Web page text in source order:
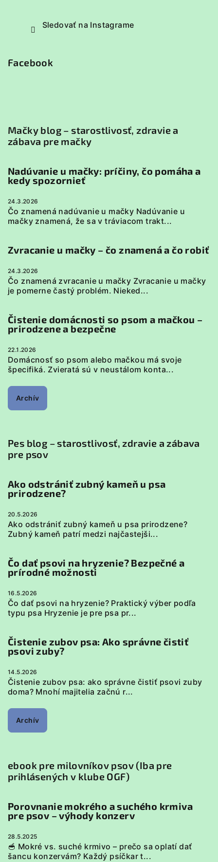
Sledovať na Instagrame
Facebook
Mačky blog – starostlivosť, zdravie a
zábava pre mačky
Nadúvanie u mačky: príčiny, čo pomáha a
kedy spozornieť
24.3.2026
Čo znamená nadúvanie u mačky Nadúvanie u
mačky znamená, že sa v tráviacom trakt...
Zvracanie u mačky – čo znamená a čo robiť
24.3.2026
Čo znamená zvracanie u mačky Zvracanie u mačky
je pomerne častý problém. Nieked...
Čistenie domácnosti so psom a mačkou –
prirodzene a bezpečne
22.1.2026
Domácnosť so psom alebo mačkou má svoje
špecifiká. Zvieratá sú v neustálom konta...
Archív
Pes blog – starostlivosť, zdravie a zábava
pre psov
Ako odstrániť zubný kameň u psa
prirodzene?
20.5.2026
Ako odstrániť zubný kameň u psa prirodzene?
Zubný kameň patrí medzi najčastejši...
Čo dať psovi na hryzenie? Bezpečné a
prírodné možnosti
16.5.2026
Čo dať psovi na hryzenie? Praktický výber podľa
typu psa Hryzenie je pre psa pr...
Čistenie zubov psa: Ako správne čistiť
psovi zuby?
14.5.2026
Čistenie zubov psa: ako správne čistiť psovi zuby
doma? Mnohí majitelia začnú r...
Archív
ebook pre milovníkov psov (Iba pre
prihlásených v klube OGF)
Porovnanie mokrého a suchého krmiva
pre psov – výhody konzerv
28.5.2025
🥣 Mokré vs. suché krmivo – prečo sa oplatí dať
šancu konzervám? Každý psíčkar t...